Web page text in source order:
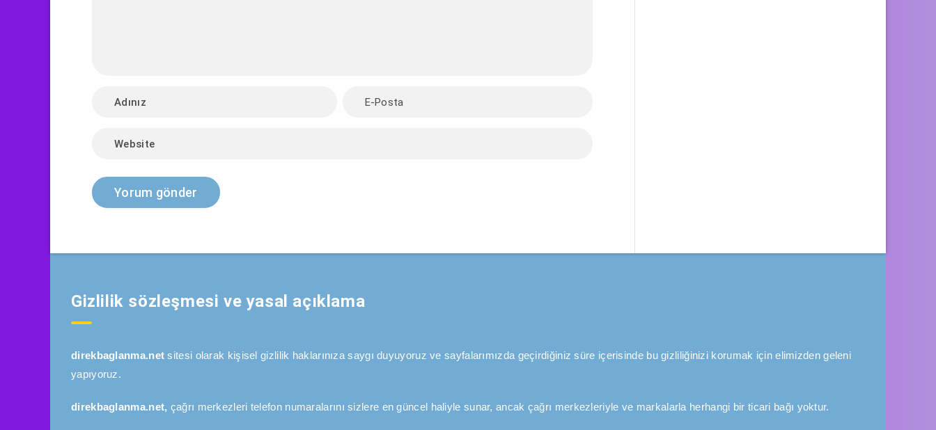
Gizlilik sözleşmesi ve yasal açıklama
direkbaglanma.net sitesi olarak kişisel gizlilik haklarınıza saygı duyuyoruz ve sayfalarımızda geçirdiğiniz süre içerisinde bu gizliliğinizi korumak için elimizden geleni
yapıyoruz.
direkbaglanma.net, çağrı merkezleri telefon numaralarını sizlere en güncel haliyle sunar, ancak çağrı merkezleriyle ve markalarla herhangi bir ticari bağı yoktur.